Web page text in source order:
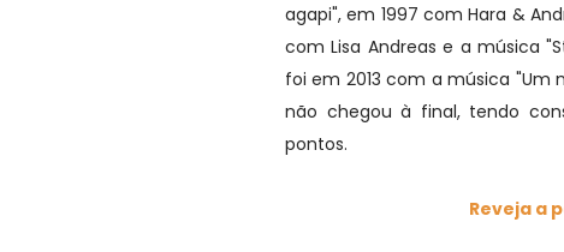
agapi", em 1997 com Hara &
com Lisa Andreas e a música
foi em 2013 com a música "Um
não chegou à final, tendo
pontos.
Reveja a